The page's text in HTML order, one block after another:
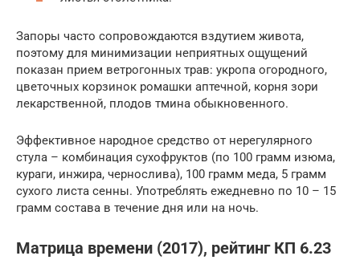
Запоры часто сопровождаются вздутием живота,
поэтому для минимизации неприятных ощущений
показан прием ветрогонных трав: укропа огородного,
цветочных корзинок ромашки аптечной, корня зори
лекарственной, плодов тмина обыкновенного.
Эффективное народное средство от нерегулярного
стула – комбинация сухофруктов (по 100 грамм изюма,
кураги, инжира, чернослива), 100 грамм меда, 5 грамм
сухого листа сенны. Употреблять ежедневно по 10 – 15
грамм состава в течение дня или на ночь.
Матрица времени (2017), рейтинг КП 6.23